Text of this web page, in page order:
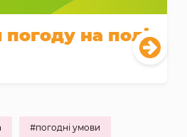
на полі
#погодні умови